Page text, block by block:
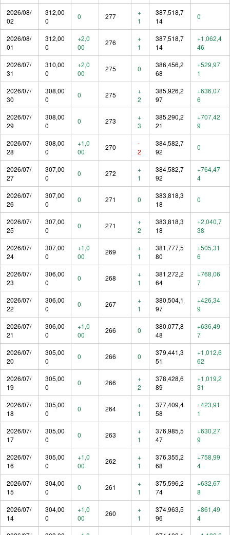
2026/08/
02
312,00
0
0 277
+
1
387,518,7
14
0
2026/08/
01
312,00
0
+2,0
00
276
+
1
387,518,7
14
+1,062,4
46
2026/07/
31
310,00
0
+2,0
00
275 0
386,456,2
68
+529,97
1
2026/07/
30
308,00
0
0 275
+
2
385,926,2
97
+636,07
6
2026/07/
29
308,00
0
0 273
+
3
385,290,2
21
+707,42
9
2026/07/
28
308,00
0
+1,0
00
270
-
2
384,582,7
92
0
2026/07/
27
307,00
0
0 272
+
1
384,582,7
92
+764,47
4
2026/07/
26
307,00
0
0 271 0
383,818,3
18
0
2026/07/
25
307,00
0
0 271
+
2
383,818,3
18
+2,040,7
38
2026/07/
24
307,00
0
+1,0
00
269
+
1
381,777,5
80
+505,31
6
2026/07/
23
306,00
0
0 268
+
1
381,272,2
64
+768,06
7
2026/07/
22
306,00
0
0 267
+
1
380,504,1
97
+426,34
9
2026/07/
21
306,00
0
+1,0
00
266 0
380,077,8
48
+636,49
7
2026/07/
20
305,00
0
0 266 0
379,441,3
51
+1,012,6
62
2026/07/
19
305,00
0
0 266
+
2
378,428,6
89
+1,019,2
31
2026/07/
18
305,00
0
0 264
+
1
377,409,4
58
+423,91
1
2026/07/
17
305,00
0
0 263
+
1
376,985,5
47
+630,27
9
2026/07/
16
305,00
0
+1,0
00
262
+
1
376,355,2
68
+758,99
4
2026/07/
15
304,00
0
0 261
+
1
375,596,2
74
+632,67
8
2026/07/
14
304,00
0
+1,0
00
260
+
1
374,963,5
96
+861,49
4